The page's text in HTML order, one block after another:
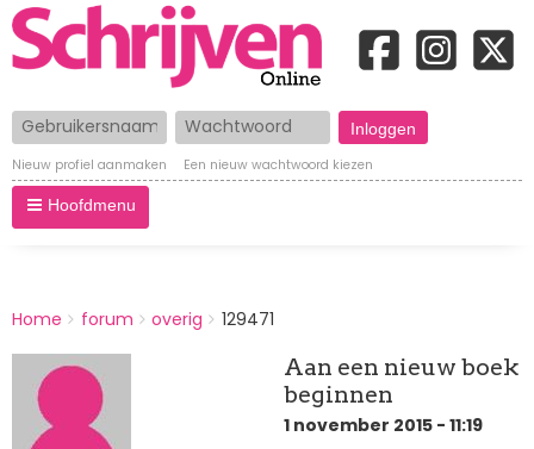
Gebruikersnaam Wachtwoord
Nieuw profiel aanmaken Een nieuw wachtwoord kiezen
Hoofdmenu
BREADCRUMBS
You
here:
Home forum overig 129471
Aan een nieuw boek
beginnen
1 november 2015 - 11:19